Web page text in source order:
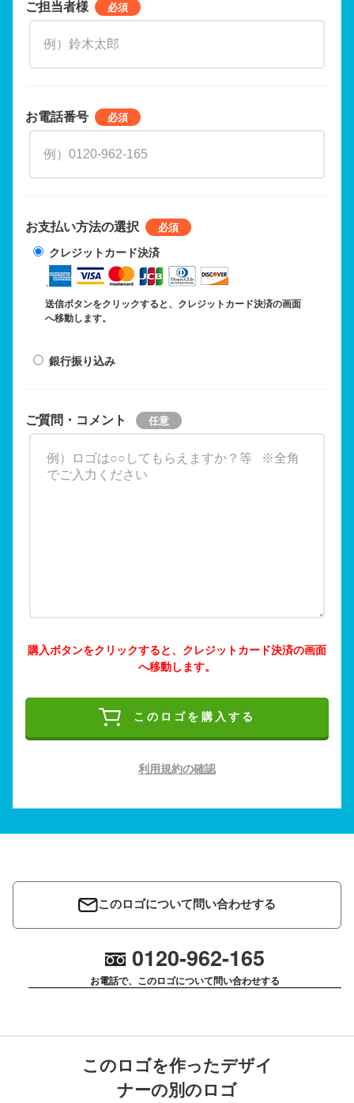
ご担当者様
お電話番号
お支払い方法の選択
クレジットカード決済
送信ボタンをクリックすると、クレジットカード決済の画面
へ移動します。
銀行振り込み
ご質問・コメント
購入ボタンをクリックすると、クレジットカード決済の画面
へ移動します。
このロゴを購入する
利用規約の確認
このロゴについて問い合わせする
0120-962-165
お電話で、このロゴについて問い合わせする
このロゴを作ったデザイ
ナーの別のロゴ